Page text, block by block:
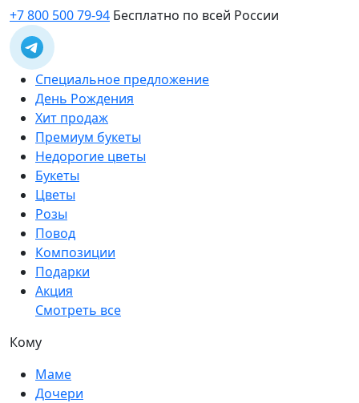
+7 800 500 79-94 Бесплатно по всей России
Специальное предложение
День Рождения
Хит продаж
Премиум букеты
Недорогие цветы
Букеты
Цветы
Розы
Повод
Композиции
Подарки
Акция
Смотреть все
Кому
Маме
Дочери